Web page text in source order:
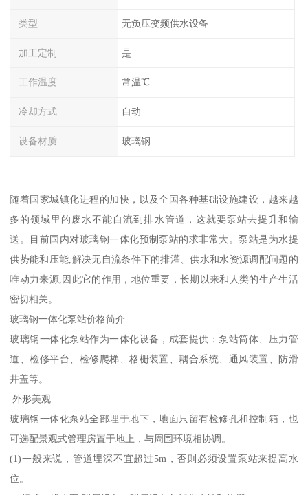
类型 无负压变频供水设备
加工定制 是
工作温度 常温℃
冷却方式 自动
设备材质 玻璃钢
随着国家城镇化进程的加快，以及全国各种基础设施建设，越来越
多的领域里的废水不能自流到排水管道，这就要泵站去提升和输
送。目前国内对玻璃钢一体化预制泵站的求非常大。泵站是为水提
供势能和压能,解决无自流条件下的排灌、供水和水资源调配问题的
唯动力来源,因此它的作用，地位重要，长期以来和人类的生产生活
密切相关。
玻璃钢一体化泵站价格简介
玻璃钢一体化泵站作为一体化设备，成套提供：泵站筒体、压力管
道、检修平台、检修爬梯、格栅装置、耦合系统、通风装置、防滑
井盖等。
外形美观
玻璃钢一体化泵站全部埋于地下，地面只留有检修孔和控制箱，也
可选配景观式管理房置于地上，与周围环境相协调。
(1)一般来说，管道埋深不宜超过5m，否则必须设置泵站来提高水
位。